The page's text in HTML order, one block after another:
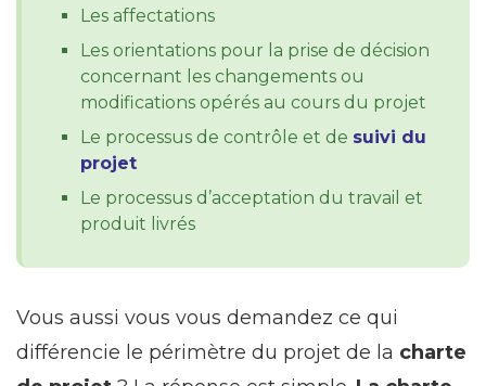
Les affectations
Les orientations pour la prise de décision
concernant les changements ou
modifications opérés au cours du projet
Le processus de contrôle et de suivi du
projet
Le processus d’acceptation du travail et
produit livrés
Vous aussi vous vous demandez ce qui
différencie le périmètre du projet de la charte